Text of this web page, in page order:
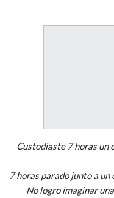
Custodiaste 7 horas un
7 horas parado junto a un
No logro imaginar